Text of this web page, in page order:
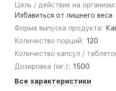
Цель / действие на организм:
Избавиться от лишнего веса
Форма выпуска продукта:
Количество порций: 120
Количество капсул /
Дозировка (мг.): 1500
Все характеристики